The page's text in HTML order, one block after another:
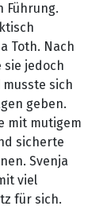
Führung.
Toth. Nach
sie jedoch
sich
geben.
mit mutigem
sicherte
Svenja
viel
für sich.